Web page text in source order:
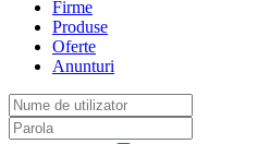
Firme
Produse
Oferte
Anunturi